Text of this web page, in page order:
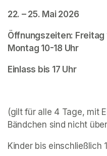
22. – 25. Mai 2026
Öffnungszeiten: Freitag
Montag 10-18 Uhr
Einlass bis 17 Uhr
(gilt für alle 4 Tage, mit
Bändchen sind nicht
Kinder bis einschließlich